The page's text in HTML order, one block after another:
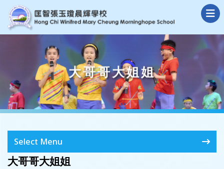
大哥哥大姐姐
Select Menu
大哥哥大姐姐